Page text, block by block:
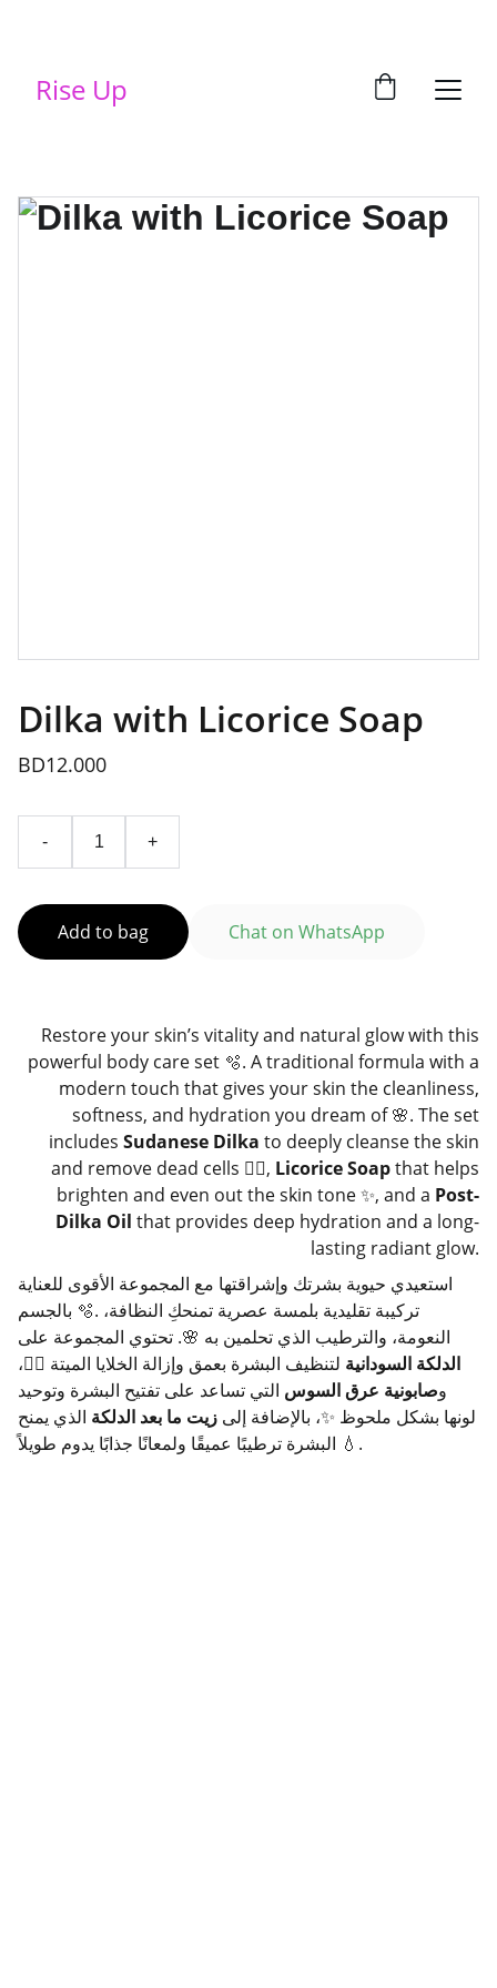
Rise Up
Dilka with Licorice Soap
BD12.000
- +
Add to bag Chat on WhatsApp
Restore your skin’s vitality and natural glow with this
powerful body care set 🫧. A traditional formula with a
modern touch that gives your skin the cleanliness,
softness, and hydration you dream of 🌸. The set
includes Sudanese Dilka to deeply cleanse the skin
and remove dead cells 🧖‍♀️, Licorice Soapthat helps
brighten and even out the skin tone ✨, and a Post-
Dilka Oil that provides deep hydration and a long-
lasting radiant glow.
استعيدي حيوية بشرتك وإشراقتها مع المجموعة الأقوى للعناية
بالجسم 🫧. تركيبة تقليدية بلمسة عصرية تمنحكِ النظافة،
النعومة، والترطيب الذي تحلمين به 🌸. تحتوي المجموعة على
الدلكة السودانية لتنظيف البشرة بعمق وإزالة الخلايا الميتة 🧖‍♀️،
وصابونية عرق السوس التي تساعد على تفتيح البشرة وتوحيد
لونها بشكل ملحوظ ✨، بالإضافة إلى زيت ما بعد الدلكة الذي يمنح
البشرة ترطيبًا عميقًا ولمعانًا جذابًا يدوم طويلاً 💧.